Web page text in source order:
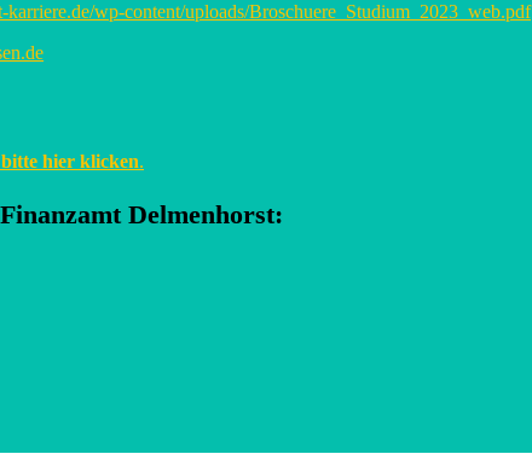
wp-content/uploads/Broschuere_Studium_2023_web.pdf
bitte hier klicken.
Finanzamt Delmenhorst: